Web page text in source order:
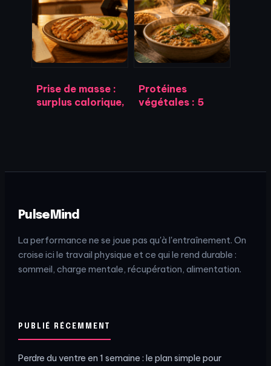
2€ sans sacrifier
la qualité
vos résultats et
comment agir
Prise de masse :
surplus calorique,
Protéines
végétales : 5
PulseMind
La performance ne se joue pas qu'à l'entraînement. On
croise ici le travail physique et ce qui le rend durable :
sommeil, charge mentale, récupération, alimentation.
PUBLIÉ RÉCEMMENT
Perdre du ventre en 1 semaine : le plan simple pour